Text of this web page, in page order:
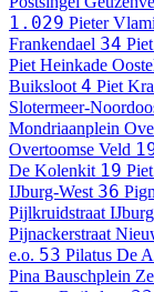
1.029 Pieter
Frankendael 34
Piet Heinkade
Buiksloot 4 Piet
Slotermeer-
Mondriaanplein
Overtoomse Veld
De Kolenkit 19
IJburg-West 36
Pijlkruidstraat
Pijnackerstraat
e.o. 53 Pilatus De
Pina Bauschplein